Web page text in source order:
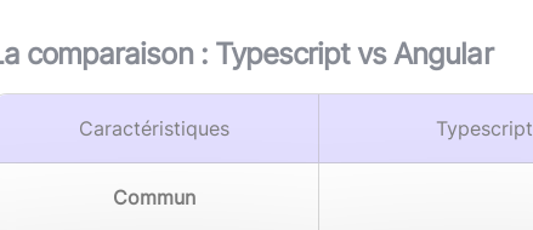
comparaison : TypescriptvsAngular
Caractéristiques Typescript
Commun